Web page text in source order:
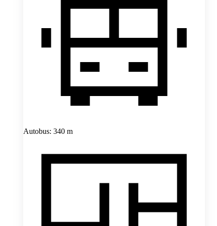
Autobus: 340 m